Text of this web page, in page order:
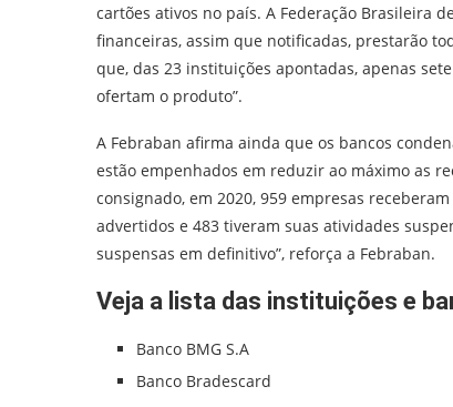
cartões ativos no país. A Federação Brasileira
financeiras, assim que notificadas, prestarão
que, das 23 instituições apontadas, apenas
ofertam o produto”.
A Febraban afirma ainda que os bancos
estão empenhados em reduzir ao máximo as
consignado, em 2020, 959 empresas
advertidos e 483 tiveram suas atividades
suspensas em definitivo”, reforça a Febraban.
Veja a lista das instituições e
Banco BMG S.A
Banco Bradescard